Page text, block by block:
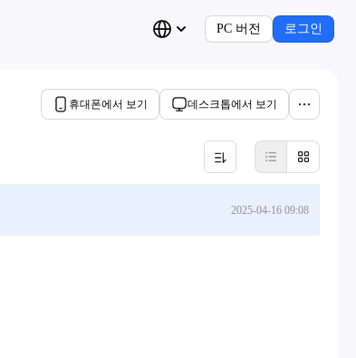
PC 버전 로그인
휴대폰에서 보기 데스크톱에서 보기
2025-04-16 09:08